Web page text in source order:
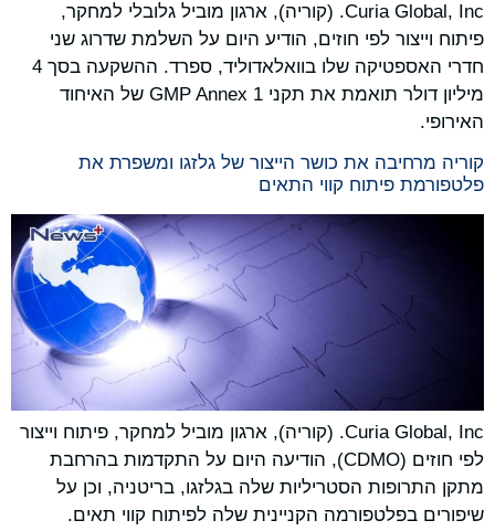
Curia Global, Inc. (קוריה), ארגון מוביל גלובלי למחקר,
פיתוח וייצור לפי חוזים, הודיע היום על השלמת שדרוג שני
חדרי האספטיקה שלו בוואלאדוליד, ספרד. ההשקעה בסך 4
מיליון דולר תואמת את תקני GMP Annex 1 של האיחוד
האירופי.
קוריה מרחיבה את כושר הייצור של גלזגו ומשפרת את
פלטפורמת פיתוח קווי התאים
Curia Global, Inc. (קוריה), ארגון מוביל למחקר, פיתוח וייצור
לפי חוזים (CDMO), הודיעה היום על התקדמות בהרחבת
מתקן התרופות הסטריליות שלה בגלזגו, בריטניה, וכן על
שיפורים בפלטפורמה הקניינית שלה לפיתוח קווי תאים.